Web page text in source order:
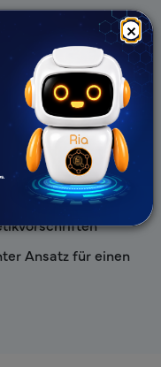
×
und starker
Registrierung und
Ansatz für einen